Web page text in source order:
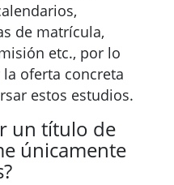
de matrícula,
etc., por lo
oferta concreta
estos estudios.
un título de
únicamente